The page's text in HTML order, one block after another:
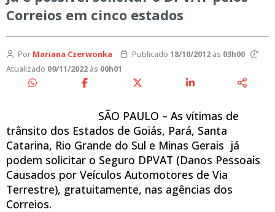
Correios em cinco estados
Por Mariana Czerwonka Publicado 18/10/2012às 03h00
Atualizado 09/11/2022 às 00h01
SÃO PAULO – As vítimas de
trânsito dos Estados de Goiás, Pará, Santa
Catarina, Rio Grande do Sul e Minas Gerais já
podem solicitar o Seguro DPVAT (Danos Pessoais
Causados por Veículos Automotores de Via
Terrestre), gratuitamente, nas agências dos
Correios.